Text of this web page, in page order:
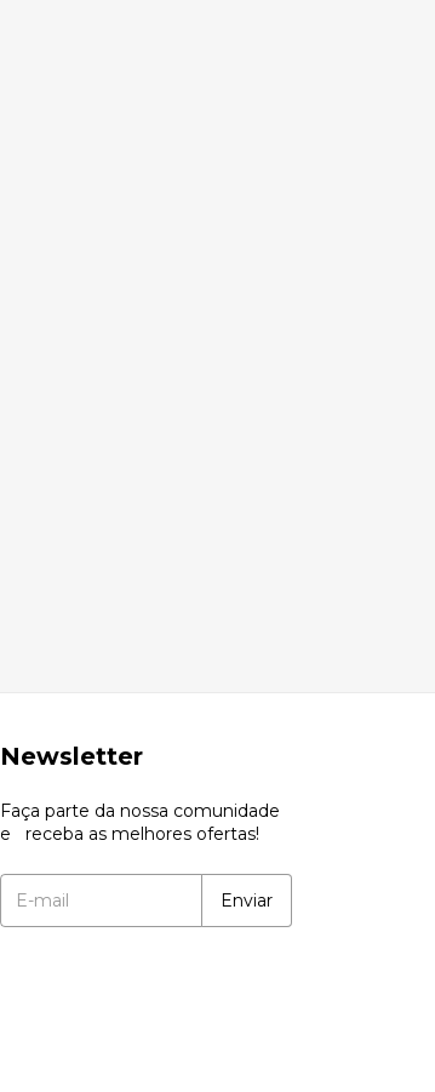
Newsletter
Faça parte da nossa comunidade
e receba as melhores ofertas!